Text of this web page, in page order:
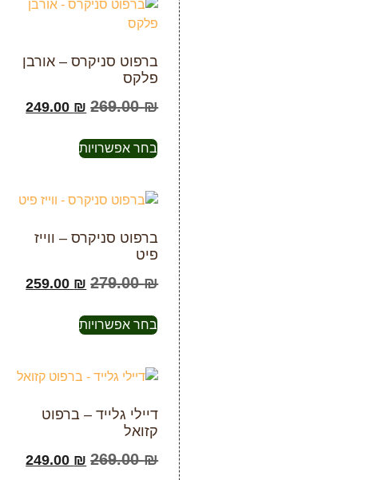
ברפוט סניקרס – אורבן
פלקס
269.00₪
249.00 ₪
בחר אפשרויות
ברפוט סניקרס – ווייז
פיט
279.00₪
259.00 ₪
בחר אפשרויות
דיילי גלייד – ברפוט
קזואל
269.00₪
249.00 ₪